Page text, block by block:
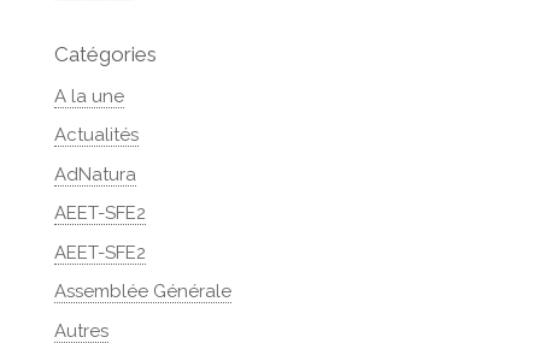
Catégories
A la une
Actualités
AdNatura
AEET-SFE2
AEET-SFE2
Assemblée Générale
Autres